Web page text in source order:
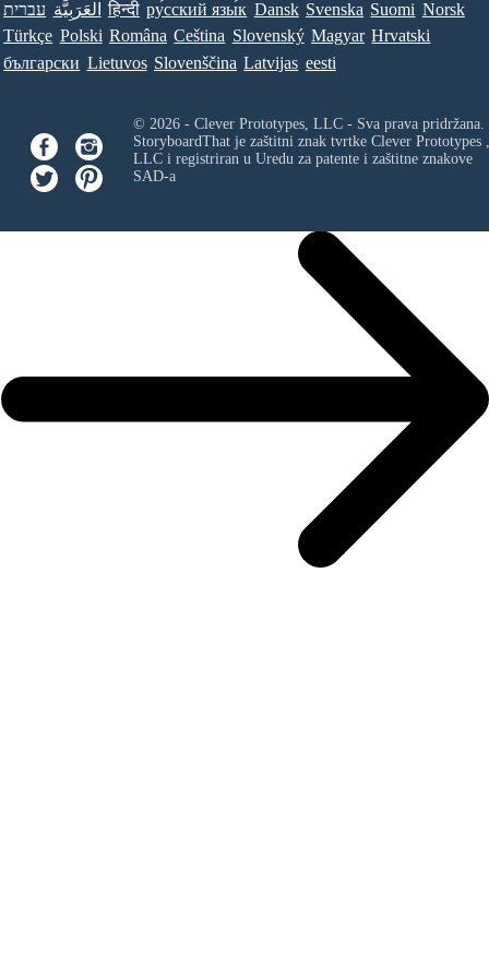
עברית العَرَبِيَّة हिन्दी ру́сский язы́к Dansk Svenska Suomi Norsk
Türkçe Polski Româna Ceština Slovenský Magyar Hrvatski
български Lietuvos Slovenščina Latvijas eesti
© 2026 - Clever Prototypes, LLC - Sva prava pridržana.
StoryboardThat je zaštitni znak tvrtke Clever Prototypes ,
LLCi registriran u Uredu za patente i zaštitne znakove
SAD-a